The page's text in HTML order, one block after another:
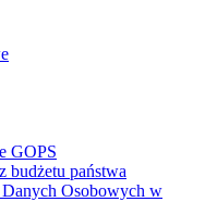
GOPS
budżetu państwa
Osobowych w